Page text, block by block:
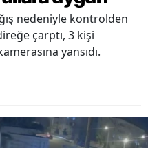
nedeniyle kontrolden
çarptı, 3 kişi
yansıdı.